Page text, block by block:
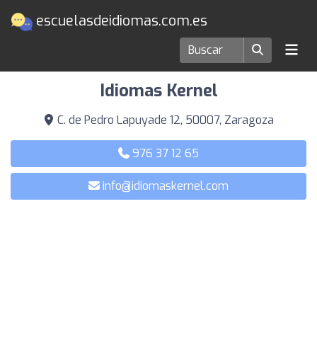
escuelasdeidiomas.com.es
Escuelas de idiomas en Zaragoza
Idiomas Kernel
C. de Pedro Lapuyade 12, 50007, Zaragoza
976 37 12 65
info@idiomaskernel.com